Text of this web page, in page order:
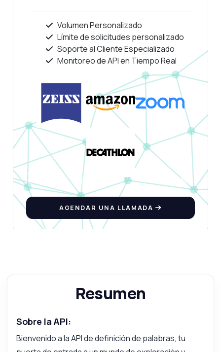
Volumen Personalizado
Límite de solicitudes personalizado
Soporte al Cliente Especializado
Monitoreo de API en Tiempo Real
AGENDAR UNA LLAMADA
Resumen
Sobre la API:
Bienvenido a la API de definición de palabras, tu